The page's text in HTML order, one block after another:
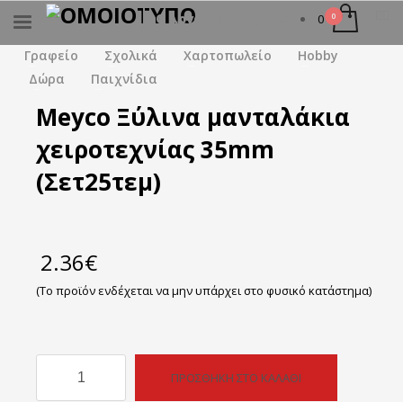
ΑΝΑΖΉΤΗΣΗ
Γραφείο
Σχολικά Χαρτοπωλείο
Hobby
Δώρα
Παιχνίδια
Ο λογαριασμός μου 0
Meyco Ξύλινα μανταλάκια
χειροτεχνίας 35mm
(Σετ25τεμ)
2.36€
(Το προϊόν ενδέχεται να μην υπάρχει στο φυσικό κατάστημα)
ΠΡΟΣΘΉΚΗ ΣΤΟ ΚΑΛΆΘΙ